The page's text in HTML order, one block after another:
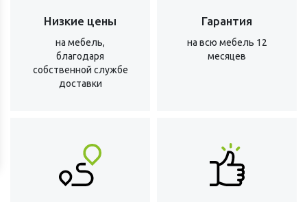
Низкие цены
на мебель,
благодаря
собственной службе
доставки
Гарантия
на всю мебель 12
месяцев